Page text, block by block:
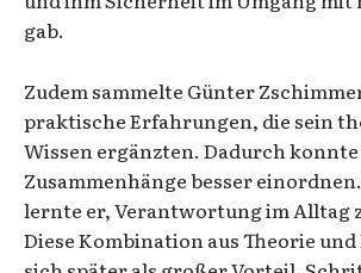
gab.
Zudem sammelte Günter
praktische Erfahrungen, die sein
Wissen ergänzten. Dadurch
Zusammenhänge besser
lernte er, Verantwortung im Alltag
Diese Kombination aus Theorie